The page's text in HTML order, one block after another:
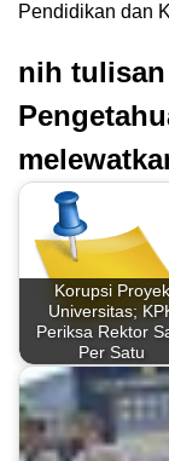
Pendidikan dan
nih
Korupsi Proyek
Universitas;
Periksa Rektor
Per Satu